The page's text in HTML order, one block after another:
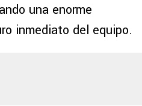
una enorme
inmediato del equipo.